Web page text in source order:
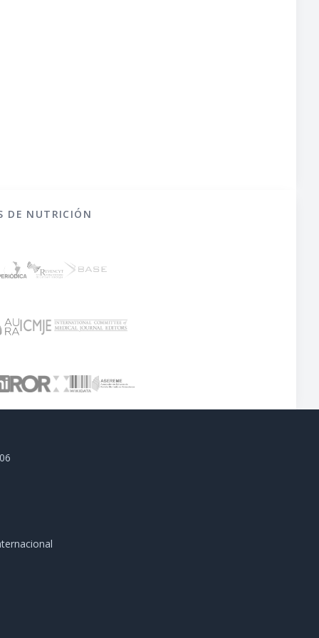
DE NUTRICIÓN